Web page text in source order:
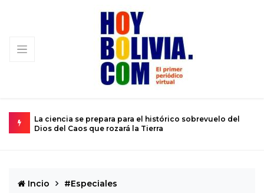
la fe
La ciencia se prepara para el histórico sobrevuelo del
Dios del Caos que rozará la Tierra
Incio #Especiales